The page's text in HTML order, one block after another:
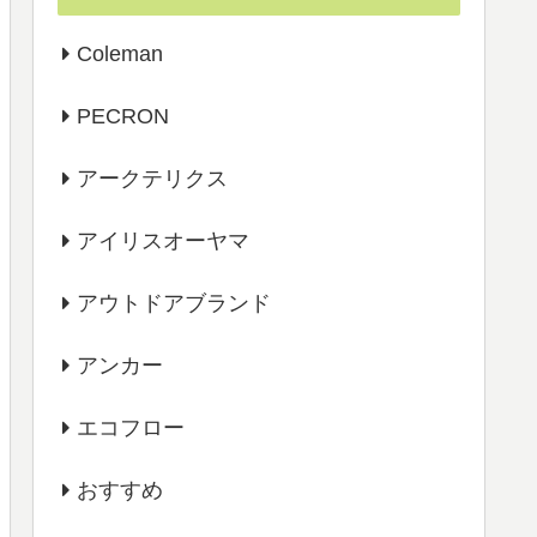
Coleman
PECRON
アークテリクス
アイリスオーヤマ
アウトドアブランド
アンカー
エコフロー
おすすめ